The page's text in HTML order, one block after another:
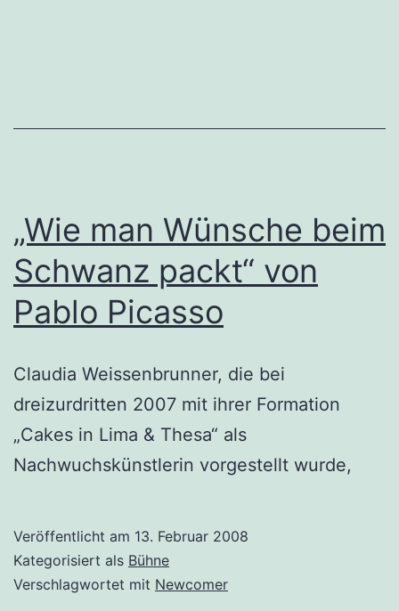
„Wie man Wünsche beim
Schwanz packt“ von
Pablo Picasso
Claudia Weissenbrunner, die bei
dreizurdritten 2007 mit ihrer Formation
„Cakes in Lima & Thesa“ als
Nachwuchskünstlerin vorgestellt wurde,
Veröffentlicht am 13. Februar 2008
Kategorisiert als Bühne
Verschlagwortet mit Newcomer